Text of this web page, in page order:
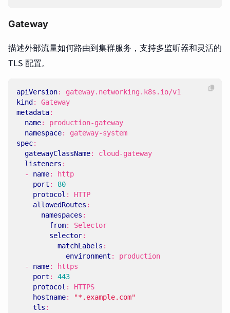
Gateway
描述外部流量如何路由到集群服务，支持多监听器和灵活的
TLS 配置。
apiVersion:
gateway.networking.k8s.io/v1
kind :
Gateway
metadata:
name:
production-gateway
namespace:
gateway-system
spec:
gatewayClassName:
cloud-gateway
listeners :
- name:
http
port :
80
protocol :
HTTP
allowedRoutes :
namespaces :
from:
Selector
selector:
matchLabels :
environment :
production
- name:
https
port :
443
protocol :
HTTPS
hostname:
"*.example.com"
tls :